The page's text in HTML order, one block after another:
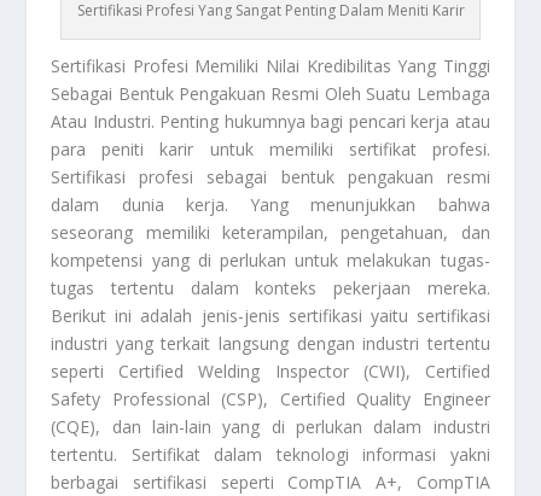
Sertifikasi Profesi Yang Sangat Penting Dalam Meniti Karir
Sertifikasi Profesi Memiliki Nilai Kredibilitas Yang Tinggi
Sebagai Bentuk Pengakuan Resmi Oleh Suatu Lembaga
Atau Industri. Penting hukumnya bagi pencari kerja atau
para peniti karir untuk memiliki sertifikat profesi.
Sertifikasi profesi sebagai bentuk pengakuan resmi
dalam dunia kerja. Yang menunjukkan bahwa
seseorang memiliki keterampilan, pengetahuan, dan
kompetensi yang di perlukan untuk melakukan tugas-
tugas tertentu dalam konteks pekerjaan mereka.
Berikut ini adalah jenis-jenis sertifikasi yaitu sertifikasi
industri yang terkait langsung dengan industri tertentu
seperti Certified Welding Inspector (CWI), Certified
Safety Professional (CSP), Certified Quality Engineer
(CQE), dan lain-lain yang di perlukan dalam industri
tertentu. Sertifikat dalam teknologi informasi yakni
berbagai sertifikasi seperti CompTIA A+, CompTIA